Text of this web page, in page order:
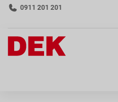
0911 201 201